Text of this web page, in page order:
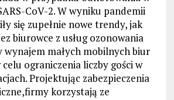
CoV-2. W wyniku pandemii
się zupełnie nowe trendy, jak
biurowce z usług ozonowania
wynajem małych mobilnych biur
ograniczenia liczby gości w
Projektując zabezpieczenia
korzystają ze